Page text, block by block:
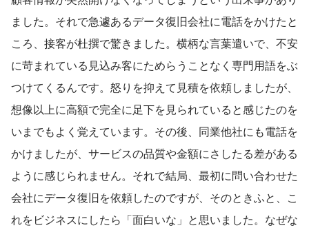
ました。それで急遽あるデータ復旧会社に電話をかけたと
ころ、接客が杜撰で驚きました。横柄な言葉遣いで、不安
に苛まれている見込み客にためらうことなく専門用語をぶ
つけてくるんです。怒りを抑えて見積を依頼しましたが、
想像以上に高額で完全に足下を見られていると感じたのを
いまでもよく覚えています。その後、同業他社にも電話を
かけましたが、サービスの品質や金額にさしたる差がある
ように感じられません。それで結局、最初に問い合わせた
会社にデータ復旧を依頼したのですが、そのときふと、こ
れをビジネスにしたら「面白いな」と思いました。なぜな